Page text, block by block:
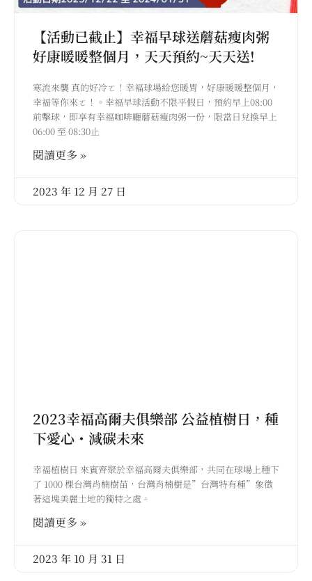
【活動已截止】幸福早球送蘑菇瘦肉粥
好康暖暖整個月，天天預約~天天送!
寒流來襲 真的好冷ㄛ！幸褔球場給您暖胃，好康暖暖整個月，
幸福等你來ㄛ！。幸福早球活動不限平假日，預約早上08:00
前擊球，即享有幸福咖啡廳蘑菇瘦肉粥一份，限當日兌換早上
06:00 至 08:30止
閱讀更多 »
2023 年 12 月 27 日
2023幸福高爾夫俱樂部 公益植樹日，種
下愛心・減碳未來
幸福植樹日 來賓齊聚於幸福高爾夫俱樂部，共同在球場上種下
了 1000 棵台灣肖楠樹苗，台灣肖楠樹是”台灣特有種”象徵
著這塊美麗土地的獨特之處。
閱讀更多 »
2023 年 10 月 31 日